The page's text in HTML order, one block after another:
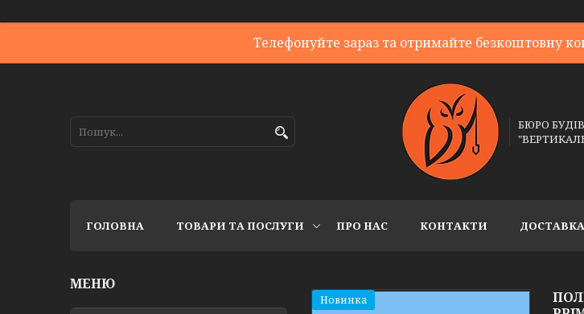
Телефонуйте зараз та отримайте безкоштовну
БЮРО
ГОЛОВНА ТОВАРИ ТА ПОСЛУГИ ПРО НАС КОНТАКТИ
Новинка